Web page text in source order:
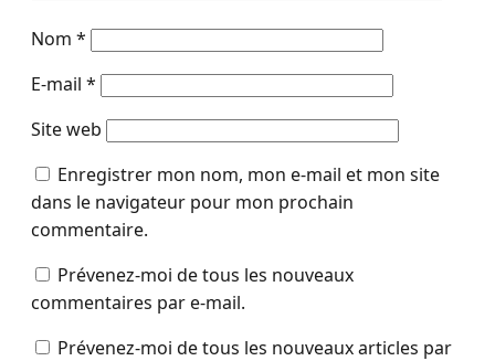
Nom *
E-mail *
Site web
Enregistrer mon nom, mon e-mail et mon site
dans le navigateur pour mon prochain
commentaire.
Prévenez-moi de tous les nouveaux
commentaires par e-mail.
Prévenez-moi de tous les nouveaux articles par